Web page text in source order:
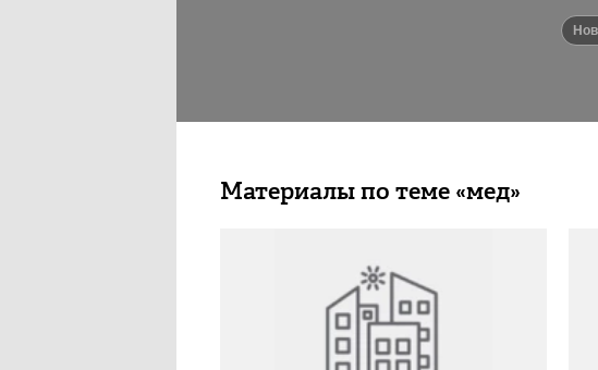
Материалы по теме «мед»